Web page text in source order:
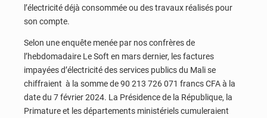
l’électricité déjà consommée ou des travaux réalisés pour
son compte.
Selon une enquête menée par nos confrères de
l’hebdomadaire Le Soft en mars dernier, les factures
impayées d’électricité des services publics du Mali se
chiffraient à la somme de 90 213 726 071 francs CFA à la
date du 7 février 2024. La Présidence de la République, la
Primature et les départements ministériels cumuleraient